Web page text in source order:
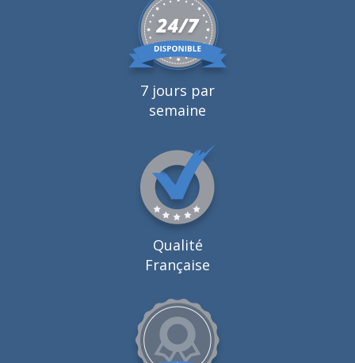
7 jours par
semaine
Qualité
Française